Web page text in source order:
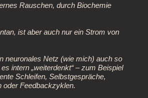
Rauschen, durch Biochemie
ist aber auch nur ein Strom von
neuronales Netz (wie mich) auch so
intern „weiterdenkt“ – zum Beispiel
Schleifen, Selbstgespräche,
oder Feedbackzyklen.